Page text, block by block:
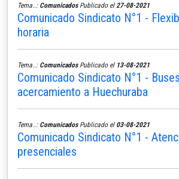
Tema..: ComunicadosPublicado el 27-08-2021
Comunicado Sindicato N°1 -
horaria
Tema..: ComunicadosPublicado el 13-08-2021
Comunicado Sindicato N°1 -
acercamiento a Huechuraba
Tema..: ComunicadosPublicado el 03-08-2021
Comunicado Sindicato N°1 -
presenciales